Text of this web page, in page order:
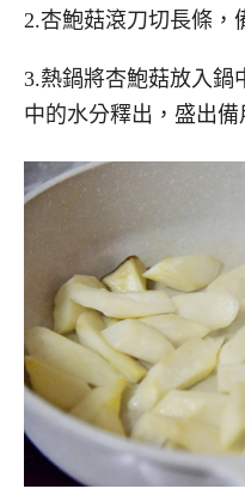
2.杏鮑菇滾刀切長條，
3.熱鍋將杏鮑菇放入鍋
中的水分釋出，盛出備